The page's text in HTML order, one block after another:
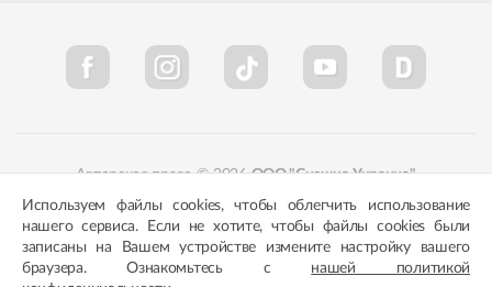
Авторское право © 2026ООО "Снежка-Украина"
Политика конфиденциальности Соответствие цветов
Используем файлы cookies, чтобы облегчить использование
нашего сервиса. Если не хотите, чтобы файлы cookies были
записаны на Вашем устройстве измените настройку вашего
браузера. Ознакомьтесь с нашей политикой